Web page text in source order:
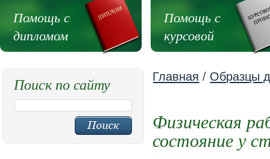
Помощь с
дипломом
Помощь с
курсовой
Главная / Образцы
Физическая
состояние у
Поиск по сайту